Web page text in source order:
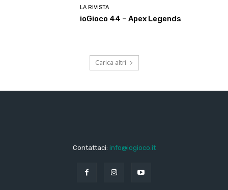
LA RIVISTA
ioGioco 44 – Apex Legends
Carica altri
Contattaci: info@iogioco.it